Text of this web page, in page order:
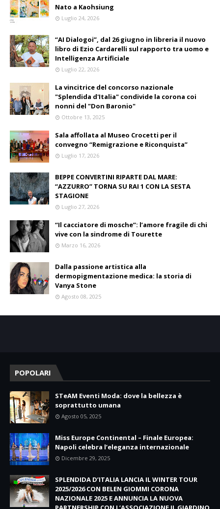
Nato a Kaohsiung
Luglio 24, 2026
“AI Dialogoi”, dal 26 giugno in libreria il nuovo
libro di Ezio Cardarelli sul rapporto tra uomo e
Intelligenza Artificiale
Luglio 22, 2026
La vincitrice del concorso nazionale
"Splendida d'Italia" condivide la corona coi
nonni del "Don Baronio"
Ottobre 13, 2025
Sala affollata al Museo Crocetti per il
convegno “Remigrazione e Riconquista”
Luglio 17, 2026
BEPPE CONVERTINI RIPARTE DAL MARE:
“AZZURRO” TORNA SU RAI 1 CON LA SESTA
STAGIONE
Luglio 27, 2026
“Il cacciatore di mosche”: l’amore fragile di chi
vive con la sindrome di Tourette
Marzo 16, 2026
Dalla passione artistica alla
dermopigmentazione medica: la storia di
Vanya Stone
Agosto 08, 2025
POPOLARI
STeAM Eventi Moda: dove la bellezza è
soprattutto umana
Agosto 05, 2025
Miss Europe Continental – Finale Europea:
Napoli celebra l’eleganza internazionale
Dicembre 29, 2025
SPLENDIDA D’ITALIA LANCIA IL WINTER TOUR
2025/2026 CON BELEN GIOMMI CORONA
NAZIONALE 2025 E ANNUNCIA LA NUOVA